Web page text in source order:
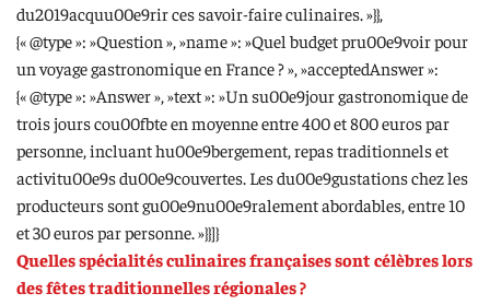
du2019acquu00e9rir ces savoir-faire culinaires. »}},
{« @type »: »Question », »name »: »Quel budget pru00e9voir pour
un voyage gastronomique en France ? », »acceptedAnswer »:
{« @type »: »Answer », »text »: »Un su00e9jour gastronomique de
trois jours cou00fbte en moyenne entre 400 et 800 euros par
personne, incluant hu00e9bergement, repas traditionnels et
activitu00e9s du00e9couvertes. Les du00e9gustations chez les
producteurs sont gu00e9nu00e9ralement abordables, entre 10
et 30 euros par personne. »}}]}
Quelles spécialités culinaires françaises sont célèbres lors
des fêtes traditionnelles régionales ?